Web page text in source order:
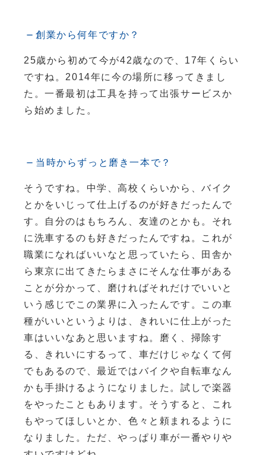
創業から何年ですか？
25歳から初めて今が42歳なので、17年くらい
ですね。2014年に今の場所に移ってきまし
た。一番最初は工具を持って出張サービスか
ら始めました。
当時からずっと磨き一本で？
そうですね。中学、高校くらいから、バイク
とかをいじって仕上げるのが好きだったんで
す。自分のはもちろん、友達のとかも。それ
に洗車するのも好きだったんですね。これが
職業になればいいなと思っていたら、田舎か
ら東京に出てきたらまさにそんな仕事がある
ことが分かって、磨ければそれだけでいいと
いう感じでこの業界に入ったんです。この車
種がいいというよりは、きれいに仕上がった
車はいいなあと思いますね。磨く、掃除す
る、きれいにするって、車だけじゃなくて何
でもあるので、最近ではバイクや自転車なん
かも手掛けるようになりました。試しで楽器
をやったこともあります。そうすると、これ
もやってほしいとか、色々と頼まれるように
なりました。ただ、やっぱり車が一番やりや